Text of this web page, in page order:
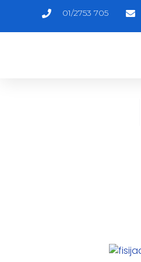
01/2753 705